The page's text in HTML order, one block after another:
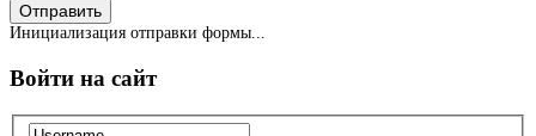
Отправить
Инициализация отправки формы...
Войти на сайт